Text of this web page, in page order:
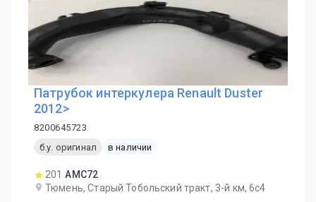
Патрубок интеркулера Renault Duster
2012>
8200645723
б.у. оригинал
в наличии
201 AMC72
Тюмень, Старый Тобольский тракт, 3-й км, 6с4